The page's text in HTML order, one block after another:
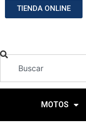
TIENDA ONLINE
MOTOS